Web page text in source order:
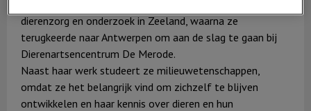
dierenzorg en onderzoek in Zeeland, waarna ze
terugkeerde naar Antwerpen om aan de slag te gaan bij
Dierenartsencentrum De Merode.
Naast haar werk studeert ze milieuwetenschappen,
omdat ze het belangrijk vind om zichzelf te blijven
ontwikkelen en haar kennis over dieren en hun